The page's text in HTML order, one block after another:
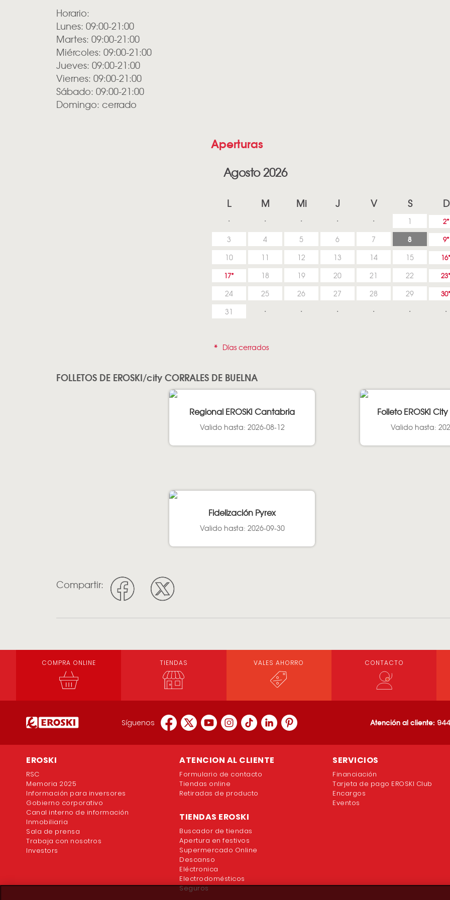
Horario:
Lunes: 09:00-21:00
Martes: 09:00-21:00
Miércoles: 09:00-21:00
Jueves: 09:00-21:00
Viernes: 09:00-21:00
Sábado: 09:00-21:00
Domingo: cerrado
Aperturas
Agosto 2026
L M Mi J V S D
1 2
3 4 5 6 7 8 9
10 11 12 13 14 15
16
17
18 19 20 21 22 23
24 25 26 27 28 29 30
31
* Días cerrados
FOLLETOS DE EROSKI/city CORRALES DE BUELNA
Regional EROSKI Cantabria
Valido hasta: 2026-08-12
Folleto EROSKI
Valido hasta:
Fidelización Pyrex
Valido hasta: 2026-09-30
Compartir:
COMPRA ONLINE TIENDAS VALES AHORRO CONTACTO
Síguenos Atención al cliente:
EROSKI
RSC
Memoria 2025
Información para inversores
Gobierno corporativo
Canal interno de información
Inmobiliaria
Sala de prensa
Trabaja con nosotros
Investors
ATENCION AL CLIENTE
Formulario de contacto
Tiendas online
Retiradas de producto
TIENDAS EROSKI
Buscador de tiendas
Apertura en festivos
Supermercado Online
Descanso
Eléctronica
Electrodomésticos
Seguros
SERVICIOS
Financiación
Tarjeta de pago EROSKI Club
Encargos
Eventos